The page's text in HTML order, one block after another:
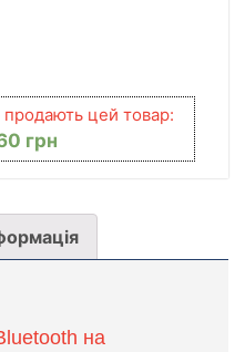
цей товар:
грн
на